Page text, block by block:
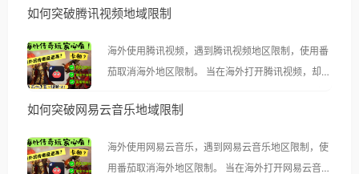
如何突破腾讯视频地域限制
海外使用腾讯视频，遇到腾讯视频地区限制，使用番
茄取消海外地区限制。 当在海外打开腾讯视频，却突
示语。 海外用户如香港、澳门、台湾、美国、加拿
像其他音乐平台一样，出现地区及版权限制问题，且
如何突破网易云音乐地域限制
海外使用网易云音乐，遇到网易云音乐地区限制，使
用番茄取消海外地区限制。 当在海外打开网易云音